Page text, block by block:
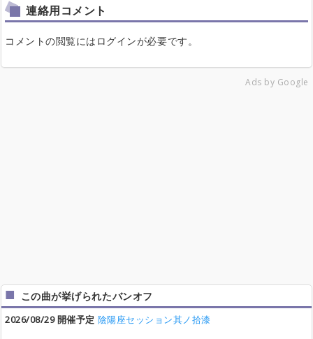
連絡用コメント
コメントの閲覧にはログインが必要です。
Ads by Google
この曲が挙げられたバンオフ
2026/08/29 開催予定 陰陽座セッション其ノ拾漆